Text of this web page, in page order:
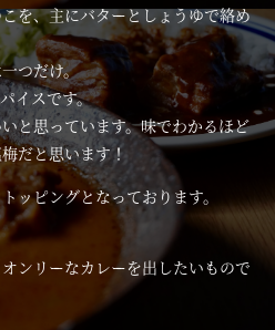
を、主にバターとしょうゆで絡め
つだけ。
イスです。
と思っています。味でわかるほど
だと思います！
ッピングとなっております。
ンリーなカレーを出したいもので